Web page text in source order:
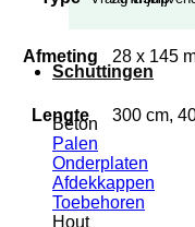
Schuttingen
Beton
Palen
Onderplaten
Afdekkappen
Toebehoren
Hout
Afmeting 28 x 145
Lengte 300 cm,